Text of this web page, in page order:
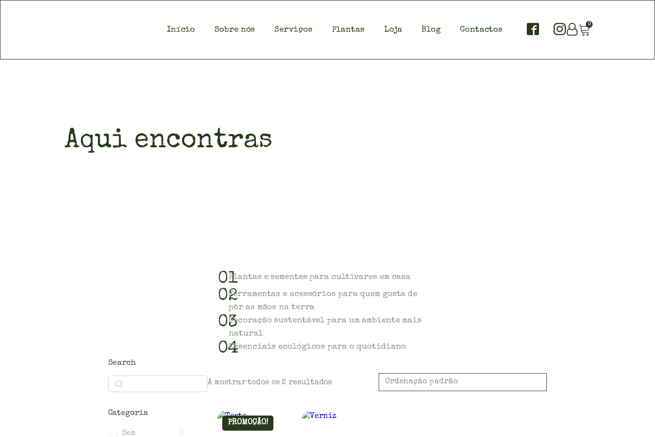
Início Sobre nós Serviços Plantas Loja Blog Contactos
0
Aqui encontras
01Plantas e sementes para cultivares em casa
02Ferramentas e acessórios para quem gosta de
pôr as mãos na terra
03Decoração sustentável para um ambiente mais
natural
04Essenciais ecológicos para o quotidiano
Search
Search
Categoria
Sem
0
A mostrar todos os 2 resultados
PROMOÇÃO!